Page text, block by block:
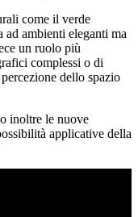
come il verde
ambienti eleganti ma
un ruolo più
complessi o di
dello spazio
inoltre le nuove
applicative della